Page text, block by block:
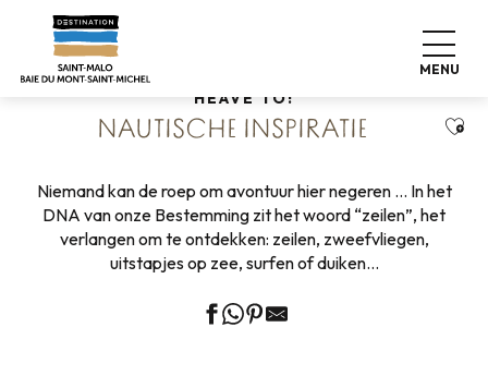
contenu
MENU
Home
HEAVE TO!
NAUTISCHE INSPIRATIE
Niemand kan de roep om avontuur hier negeren … In het
DNA van onze Bestemming zit het woord “zeilen”, het
verlangen om te ontdekken: zeilen, zweefvliegen,
uitstapjes op zee, surfen of duiken…